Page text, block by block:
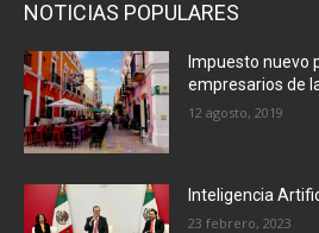
NOTICIAS POPULARES
Impuesto nuevo
empresarios de
12 agosto, 2019
Inteligencia
23 febrero, 2023